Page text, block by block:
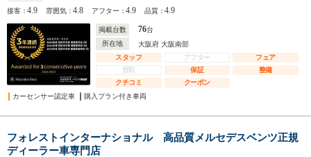
接客：4.9 雰囲気：4.8 アフター：4.9 品質：4.9
掲載台数 76台
所在地
大阪府 大阪南部
スタッフ
アフター
フェア
買取
保証
整備
クチコミ
クーポン
カーセンサー認定車
購入プラン付き車両
フォレストインターナショナル 高品質メルセデスベンツ正規
ディーラー車専門店